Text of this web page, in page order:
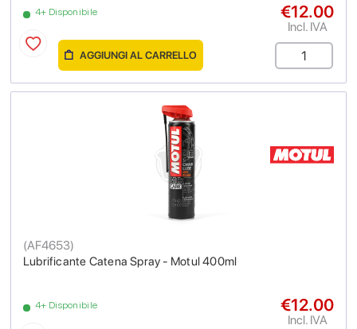
4+ Disponibile €12.00
Incl. IVA
AGGIUNGI AL CARRELLO
Lubrificante Catena Spray - Motul 400ml
(AF4653)
4+ Disponibile €12.00
Incl. IVA